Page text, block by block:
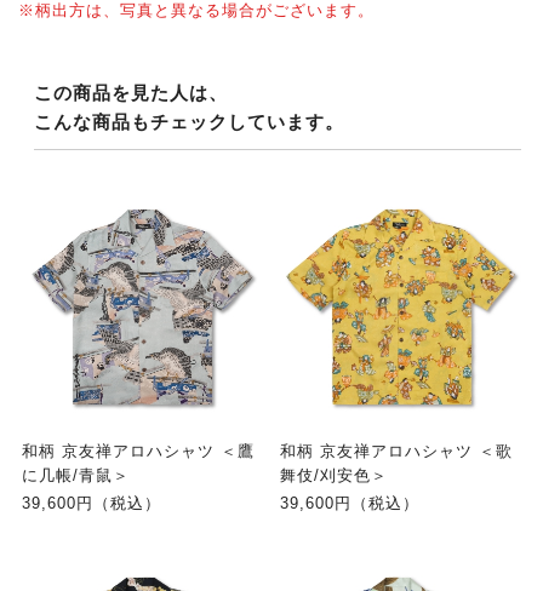
※柄出方は、写真と異なる場合がございます。
この商品を見た人は、
こんな商品もチェックしています。
和柄 京友禅アロハシャツ ＜鷹
に几帳/青鼠＞
39,600円（税込）
和柄 京友禅アロハシャツ ＜歌
舞伎/刈安色＞
39,600円（税込）